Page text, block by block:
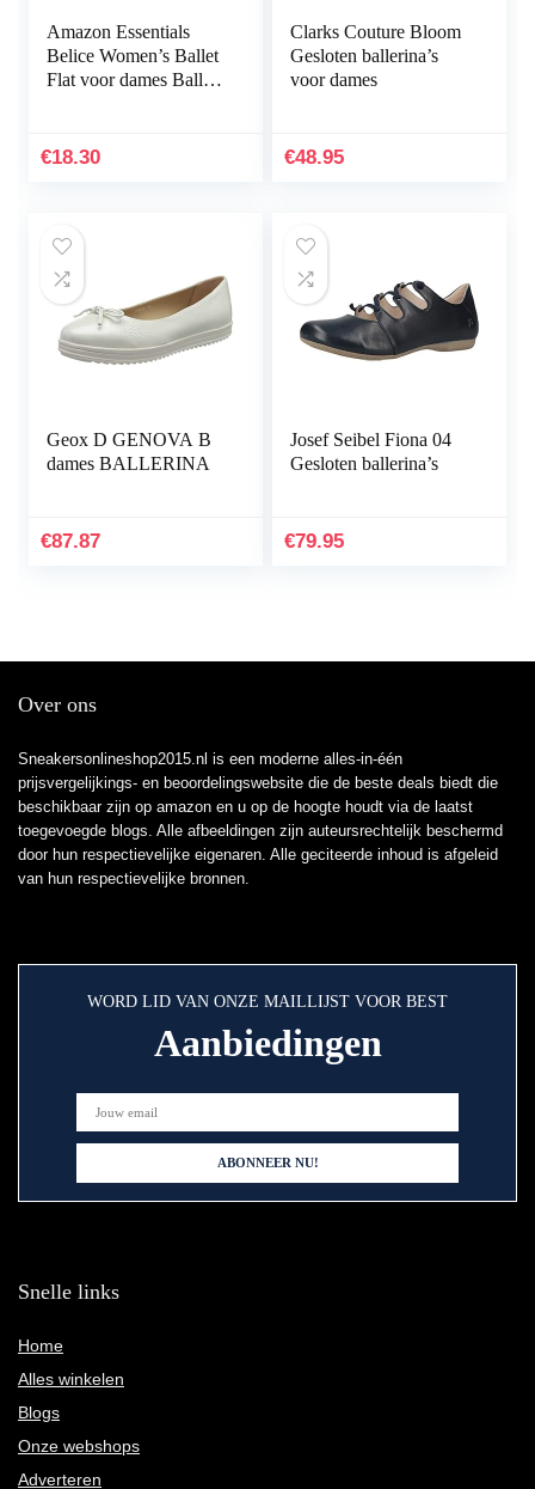
Amazon Essentials
Belice Women’s Ballet
Flat voor dames Ballet
€18.30
Clarks Couture Bloom
Gesloten ballerina’s
voor dames
€48.95
Geox D GENOVA B
dames BALLERINA
€87.87
Josef Seibel Fiona 04
Gesloten ballerina’s
€79.95
Over ons
Sneakersonlineshop2015.nl is een moderne alles-in-één
prijsvergelijkings- en beoordelingswebsite die de beste deals biedt die
beschikbaar zijn op amazon en u op de hoogte houdt via de laatst
toegevoegde blogs. Alle afbeeldingen zijn auteursrechtelijk beschermd
door hun respectievelijke eigenaren. Alle geciteerde inhoud is afgeleid
van hun respectievelijke bronnen.
WORD LID VAN ONZE MAILLIJST VOOR BEST
Aanbiedingen
Snelle links
Home
Alles winkelen
Blogs
Onze webshops
Adverteren